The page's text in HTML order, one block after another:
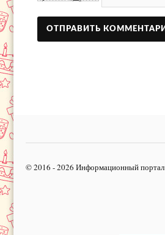
© 2016 - 2026 Информационный портал